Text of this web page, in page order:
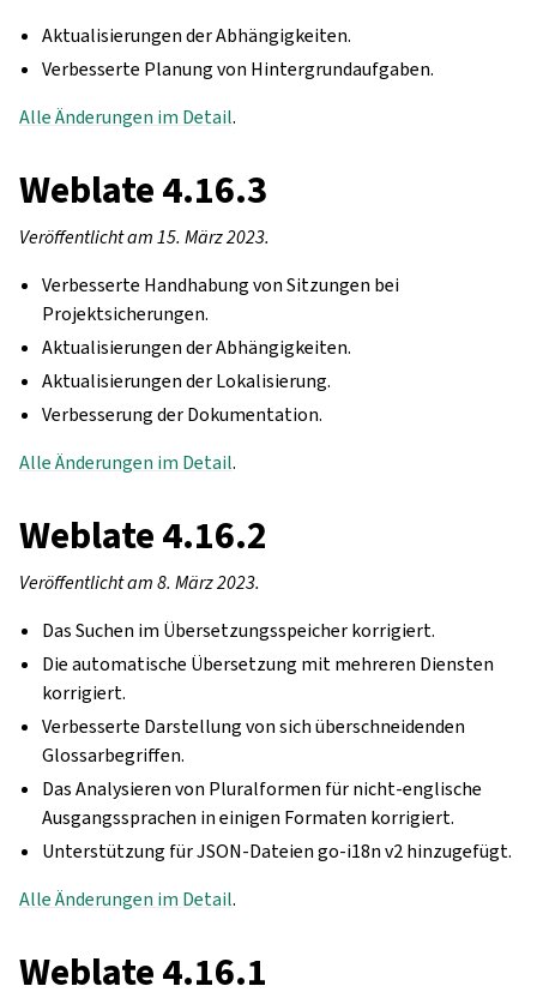
Aktualisierungen der Abhängigkeiten.
Verbesserte Planung von Hintergrundaufgaben.
Alle Änderungen im Detail.
Weblate 4.16.3
Veröffentlicht am 15. März 2023.
Verbesserte Handhabung von Sitzungen bei
Projektsicherungen.
Aktualisierungen der Abhängigkeiten.
Aktualisierungen der Lokalisierung.
Verbesserung der Dokumentation.
Alle Änderungen im Detail.
Weblate 4.16.2
Veröffentlicht am 8. März 2023.
Das Suchen im Übersetzungsspeicher korrigiert.
Die automatische Übersetzung mit mehreren Diensten
korrigiert.
Verbesserte Darstellung von sich überschneidenden
Glossarbegriffen.
Das Analysieren von Pluralformen für nicht-englische
Ausgangssprachen in einigen Formaten korrigiert.
Unterstützung für JSON-Dateien go-i18n v2 hinzugefügt.
Alle Änderungen im Detail.
Weblate 4.16.1